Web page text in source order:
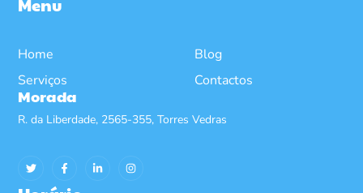
Menu
Home
Serviços
Blog
Contactos
Morada
R. da Liberdade, 2565-355, Torres Vedras